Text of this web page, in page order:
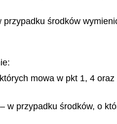
środków
mowa w pkt 1, 4 oraz
w przypadku środków, o